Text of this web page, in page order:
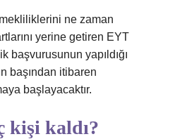
ne zaman
yerine getiren EYT
başvurusunun yapıldığı
başından itibaren
başlayacaktır.
kişi kaldı?